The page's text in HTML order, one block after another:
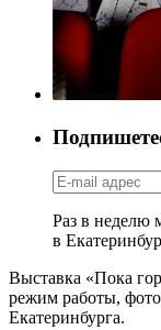
Раз в неделю
в
Выставка «Пока
режим работы,
Екатеринбурга.